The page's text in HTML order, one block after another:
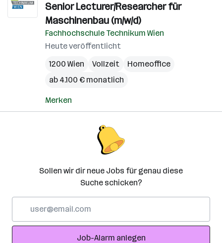
Senior Lecturer/Researcher für
Maschinenbau (m/w/d)
Fachhochschule Technikum Wien
Heute veröffentlicht
1200 Wien
Vollzeit
Homeoffice
ab 4.100 € monatlich
Merken
Sollen wir dir neue Jobs für genau diese
Suche schicken?
Adresse
Job-Alarm anlegen